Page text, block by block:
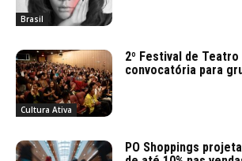
Brasil
Cultura Ativa
2º Festival de Teatro
convocatória para
PO Shoppings